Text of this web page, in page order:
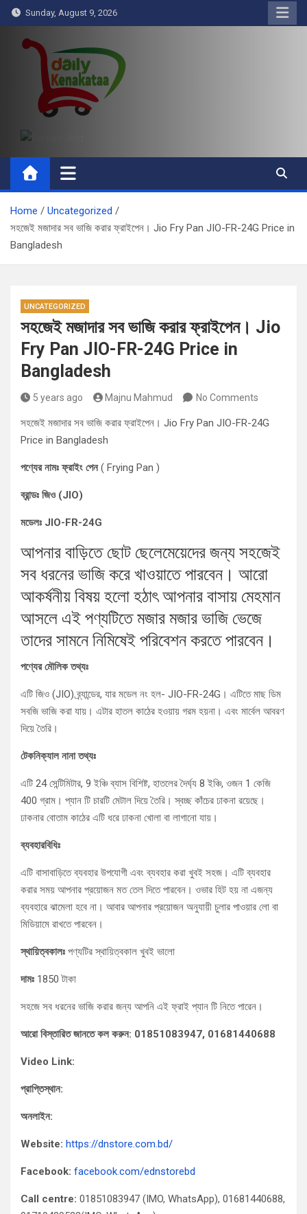
Skip
to
content
Sunday, August 9, 2026
Daily Kenakataa
Essential Product Videos
Home
Uncategorized
সহজেই মজাদার সব ভাজি করার ফ্রাইপেন। Jio Fry Pan JIO-FR-24G Price in
Bangladesh
UNCATEGORIZED
সহজেই মজাদার সব ভাজি করার ফ্রাইপেন। Jio
Fry Pan JIO-FR-24G Price in
Bangladesh
5 years ago Majnu Mahmud No Comments
সহজেই মজাদার সব ভাজি করার ফ্রাইপেন। Jio Fry Pan JIO-FR-24G
Price in Bangladesh
পণ্যের নামঃ ফ্রাইং পেন( Frying Pan )
ব্রান্ডঃ জিও (JIO)
মডেলঃ JIO-FR-24G
আপনার বাড়িতে ছোট ছেলেমেয়েদের জন্য সহজেই
সব ধরনের ভাজি করে খাওয়াতে পারবেন। আরো
আকর্ষনীয় বিষয় হলো হঠাৎ আপনার বাসায় মেহমান
আসলে এই পণ্যটিতে মজার মজার ভাজি ভেজে
তাদের সামনে নিমিষেই পরিবেশন করতে পারবেন।
পণ্যের মৌলিক তথ্যঃ
এটি জিও (JIO) ব্র্যান্ডের, যার মডেল নং হল- JIO-FR-24G। এটিতে মাছ ডিম
সবজি ভাজি করা যায়। এটার হাতল কাঠের হওয়ায় গরম হয়না। এবং মার্বেল আবরণ
দিয়ে তৈরি।
টেকনিক্যাল নানা তথ্যঃ
এটি 24 সেন্টিমিটার, 9 ইঞ্চি ব্যাস বিশিষ্ট, হাতলের দৈর্ঘ্য 8 ইঞ্চি, ওজন 1 কেজি
400 গ্রাম। প্যান টি চারটি মেটাল দিয়ে তৈরি। স্বচ্ছ কাঁচের ঢাকনা রয়েছে।
ঢাকনার বোতাম কাঠের এটি ধরে ঢাকনা খোলা বা লাগানো যায়।
ব্যবহারবিধিঃ
এটি বাসাবাড়িতে ব্যবহার উপযোগী এবং ব্যবহার করা খুবই সহজ। এটি ব্যবহার
করার সময় আপনার প্রয়োজন মত তেল দিতে পারবেন। ওভার হিট হয় না এজন্য
ব্যবহারে ঝামেলা হবে না। আবার আপনার প্রয়োজন অনুযায়ী চুলার পাওয়ার লো বা
মিডিয়ামে রাখতে পারবেন।
স্থায়িত্বকালঃ পণ্যটির স্থায়িত্বকাল খুবই ভালো
দামঃ 1850 টাকা
সহজে সব ধরনের ভাজি করার জন্য আপনি এই ফ্রাই প্যান টি নিতে পারেন।
আরো বিস্তারিত জানতে কল করুন: 01851083947, 01681440688
Video Link:
প্রাপ্তিস্থান:
অনলাইন:
Website: https://dnstore.com.bd/
Facebook: facebook.com/ednstorebd
Call centre: 01851083947 (IMO, WhatsApp), 01681440688,